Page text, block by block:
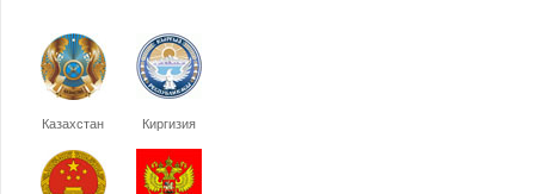
Казахстан Киргизия